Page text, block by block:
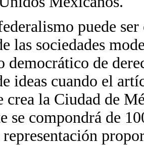
puede
las sociedades
democrático de
ideas cuando el
crea la Ciudad de
se compondrá de